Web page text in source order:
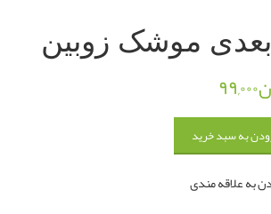
موشک زوبین
۹۹,۰۰۰
به سبد خرید
به علاقه مندی